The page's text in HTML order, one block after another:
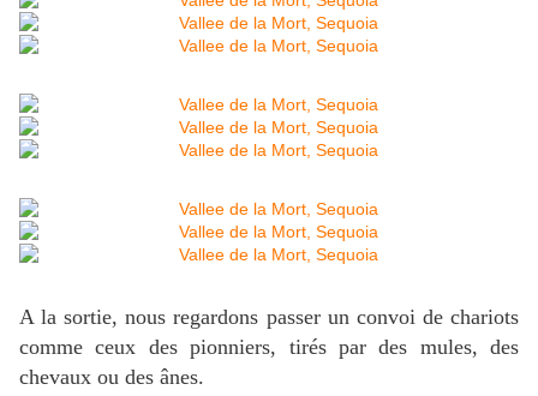
A la sortie, nous regardons passer un convoi de chariots
comme ceux des pionniers, tirés par des mules, des
chevaux ou des ânes.